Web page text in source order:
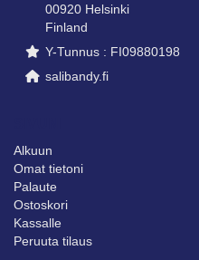
00920 Helsinki
Finland
Y-Tunnus : FI09880198
salibandy.fi
Alkuun
Omat tietoni
Palaute
Ostoskori
Kassalle
Peruuta tilaus